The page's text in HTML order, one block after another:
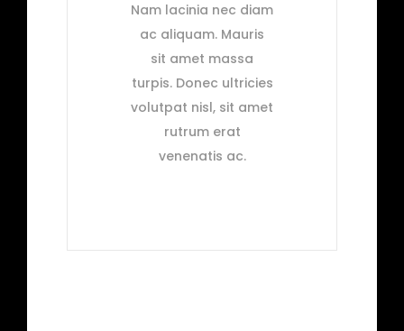
Nam lacinia nec diam
ac aliquam. Mauris
sit amet massa
turpis. Donec ultricies
volutpat nisl, sit amet
rutrum erat
venenatis ac.